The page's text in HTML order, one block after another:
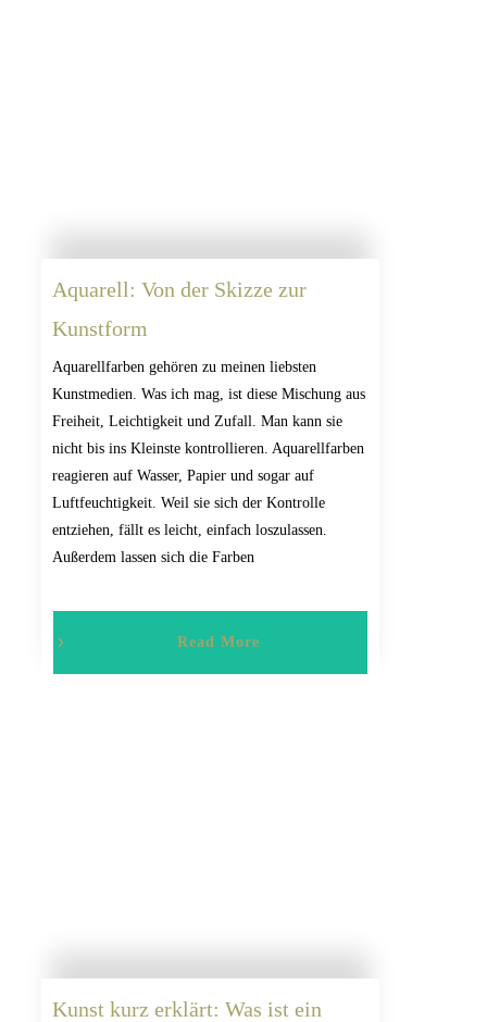
Aquarell: Von der Skizze zur
Kunstform
Aquarellfarben gehören zu meinen liebsten
Kunstmedien. Was ich mag, ist diese Mischung aus
Freiheit, Leichtigkeit und Zufall. Man kann sie
nicht bis ins Kleinste kontrollieren. Aquarellfarben
reagieren auf Wasser, Papier und sogar auf
Luftfeuchtigkeit. Weil sie sich der Kontrolle
entziehen, fällt es leicht, einfach loszulassen.
Außerdem lassen sich die Farben
Read More
Kunst kurz erklärt: Was ist ein